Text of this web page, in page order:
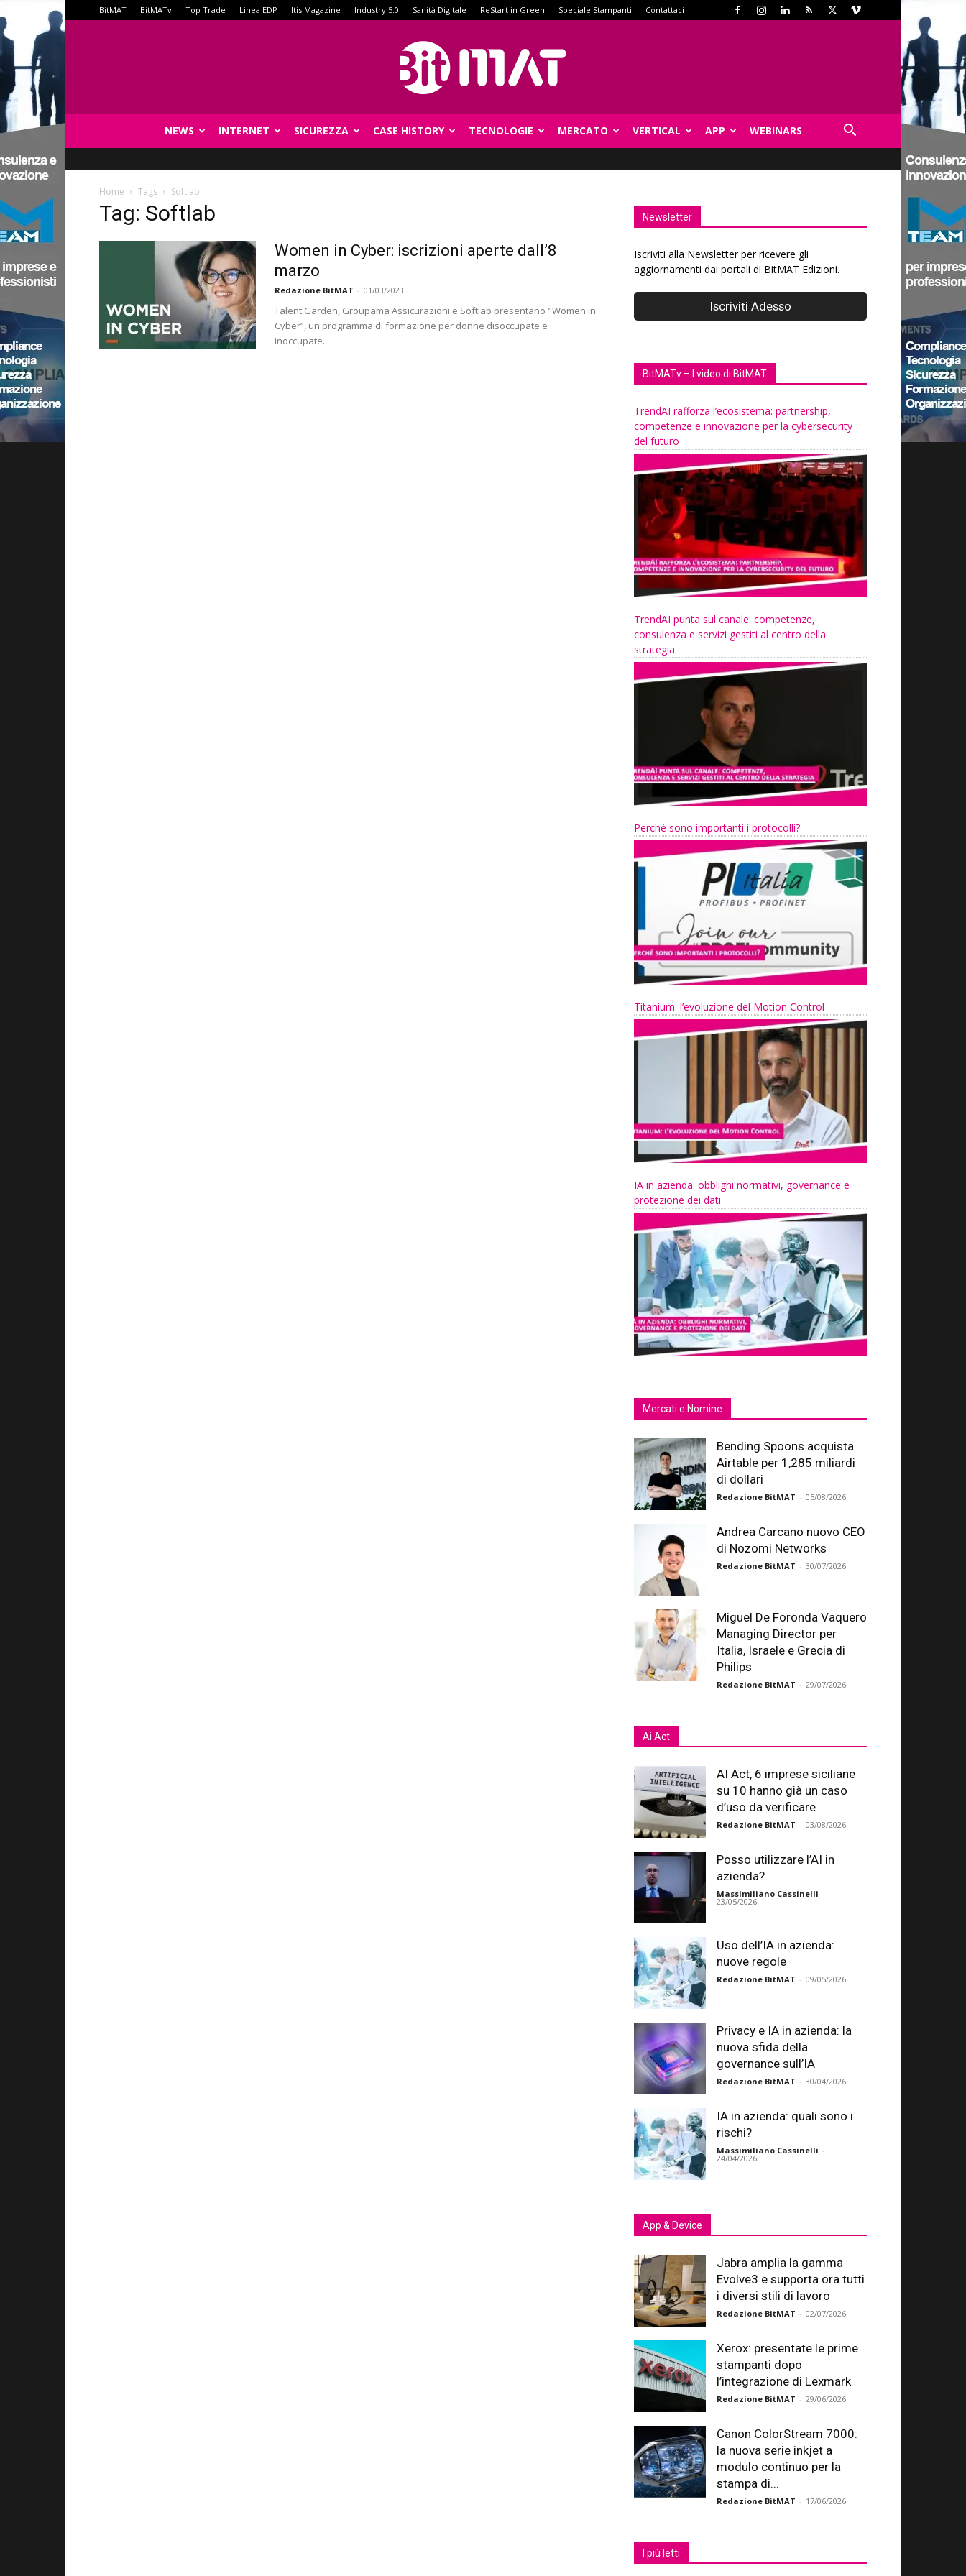
BitMAT BitMATv Top Trade Linea EDP Itis Magazine Industry 5.0 Sanità Digitale ReStart in Green Speciale Stampanti Contattaci
NEWS INTERNET SICUREZZA CASE HISTORY TECNOLOGIE MERCATO VERTICAL APP WEBINARS
Home Tags Softlab
Tag: Softlab
Women in Cyber: iscrizioni aperte dall’8
marzo
Redazione BitMAT - 01/03/2023
Talent Garden, Groupama Assicurazioni e Softlab presentano "Women in
Cyber”, un programma di formazione per donne disoccupate e
inoccupate.
Newsletter
Iscriviti alla Newsletter per ricevere gli
aggiornamenti dai portali di BitMAT Edizioni.
BitMATv – I video di BitMAT
TrendAI rafforza l’ecosistema: partnership,
competenze e innovazione per la cybersecurity
del futuro
TrendAI punta sul canale: competenze,
consulenza e servizi gestiti al centro della
strategia
Perché sono importanti i protocolli?
Titanium: l’evoluzione del Motion Control
IA in azienda: obblighi normativi, governance e
protezione dei dati
Mercati e Nomine
Bending Spoons acquista
Airtable per 1,285 miliardi
di dollari
Redazione BitMAT - 05/08/2026
Andrea Carcano nuovo CEO
di Nozomi Networks
Redazione BitMAT - 30/07/2026
Miguel De Foronda Vaquero
Managing Director per
Italia, Israele e Grecia di
Philips
Redazione BitMAT - 29/07/2026
Ai Act
AI Act, 6 imprese siciliane
su 10 hanno già un caso
d’uso da verificare
Redazione BitMAT - 03/08/2026
Posso utilizzare l’AI in
azienda?
Massimiliano Cassinelli -
23/05/2026
Uso dell’IA in azienda:
nuove regole
Redazione BitMAT - 09/05/2026
Privacy e IA in azienda: la
nuova sfida della
governance sull’IA
Redazione BitMAT - 30/04/2026
IA in azienda: quali sono i
rischi?
Massimiliano Cassinelli -
24/04/2026
App & Device
Jabra amplia la gamma
Evolve3 e supporta ora tutti
i diversi stili di lavoro
Redazione BitMAT - 02/07/2026
Xerox: presentate le prime
stampanti dopo
l’integrazione di Lexmark
Redazione BitMAT - 29/06/2026
Canon ColorStream 7000:
la nuova serie inkjet a
modulo continuo per la
stampa di...
Redazione BitMAT - 17/06/2026
I più letti